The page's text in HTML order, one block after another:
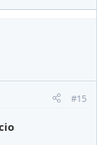
#15